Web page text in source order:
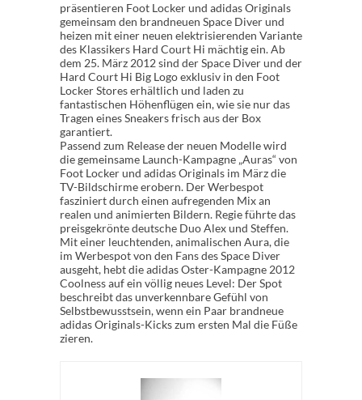
präsentieren Foot Locker und adidas Originals
gemeinsam den brandneuen Space Diver und
heizen mit einer neuen elektrisierenden Variante
des Klassikers Hard Court Hi mächtig ein. Ab
dem 25. März 2012 sind der Space Diver und der
Hard Court Hi Big Logo exklusiv in den Foot
Locker Stores erhältlich und laden zu
fantastischen Höhenflügen ein, wie sie nur das
Tragen eines Sneakers frisch aus der Box
garantiert.
Passend zum Release der neuen Modelle wird
die gemeinsame Launch-Kampagne „Auras“ von
Foot Locker und adidas Originals im März die
TV-Bildschirme erobern. Der Werbespot
fasziniert durch einen aufregenden Mix an
realen und animierten Bildern. Regie führte das
preisgekrönte deutsche Duo Alex und Steffen.
Mit einer leuchtenden, animalischen Aura, die
im Werbespot von den Fans des Space Diver
ausgeht, hebt die adidas Oster-Kampagne 2012
Coolness auf ein völlig neues Level: Der Spot
beschreibt das unverkennbare Gefühl von
Selbstbewusstsein, wenn ein Paar brandneue
adidas Originals-Kicks zum ersten Mal die Füße
zieren.